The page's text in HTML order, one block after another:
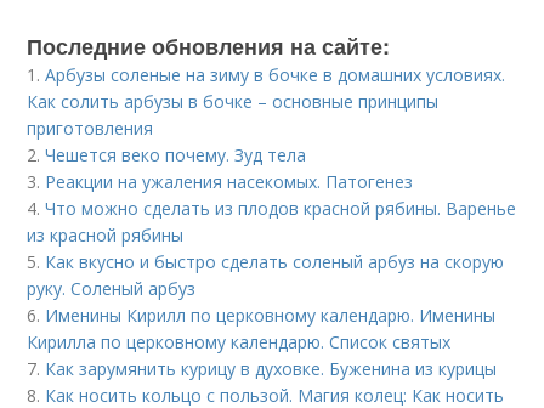
Последние обновления на сайте:
1.Арбузы соленые на зиму в бочке в домашних условиях.
Как солить арбузы в бочке – основные принципы
приготовления
2.Чешется веко почему. Зуд тела
3. Реакции на ужаления насекомых. Патогенез
4.Что можно сделать из плодов красной рябины. Варенье
из красной рябины
5. Как вкусно и быстро сделать соленый арбуз на скорую
руку. Соленый арбуз
6. Именины Кирилл по церковному календарю. Именины
Кирилла по церковному календарю. Список святых
7. Как зарумянить курицу в духовке. Буженина из курицы
8. Как носить кольцо с пользой. Магия колец: Как носить